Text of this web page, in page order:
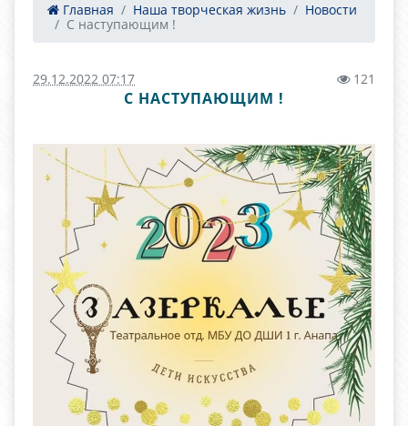
Главная Наша творческая жизнь
Новости
С наступающим !
29.12.2022 07:17 121
С НАСТУПАЮЩИМ !